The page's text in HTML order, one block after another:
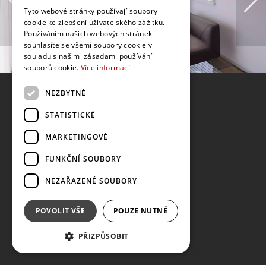
Tyto webové stránky používají soubory
cookie ke zlepšení uživatelského zážitku.
Používáním našich webových stránek
souhlasíte se všemi soubory cookie v
souladu s našimi zásadami používání
souborů cookie. Více informací
NEZBYTNÉ
STATISTICKÉ
MARKETINGOVÉ
FUNKČNÍ SOUBORY
NEZAŘAZENÉ SOUBORY
POVOLIT VŠE POUZE NUTNÉ
PŘIZPŮSOBIT